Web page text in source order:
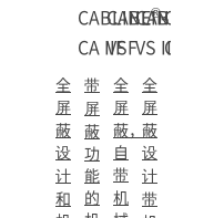
CABLINE®-
CA IIF
全
屏
蔽
设
计
和
CABLINE
VSF
带
屏
蔽
功
能
的
CABLINE
VS II
全
屏
蔽，
自
带
机
CABLINE
CA II
全
屏
蔽
设
计
带